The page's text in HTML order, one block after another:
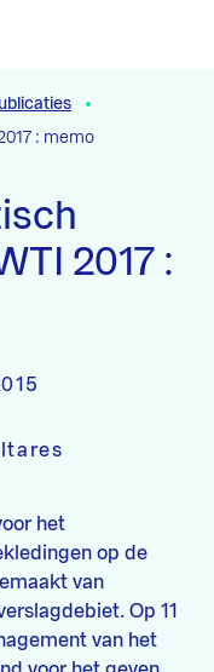
: memo
2017 :
het
op de
van
Op 11
van het